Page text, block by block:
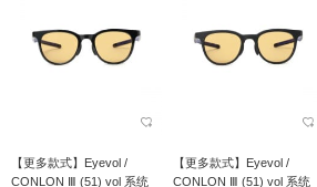
【更多款式】Eyevol /
CONLON Ⅲ (51) vol 系统
【更多款式】Eyevol /
CONLON Ⅲ (51) vol 系统